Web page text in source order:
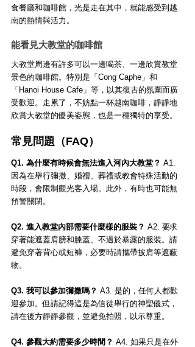
食餐廳和咖啡館，光是走在其中，就能感受到越
南的熱情與活力。
能看見大教堂的咖啡館
大教堂周邊有許多可以一邊喝茶、一邊欣賞教堂
景色的咖啡館。特別是「Cong Caphe」和
「Hanoi House Cafe」等，以其復古的氛圍而廣
受歡迎。走累了，不妨點一杯越南咖啡，靜靜地
欣賞大教堂的優美姿態，也是一種獨特的享受。
常見問題（FAQ）
Q1. 為什麼有時候會無法進入河內大教堂？ A1.
因為在舉行彌撒、婚禮、葬禮或教會特殊活動的
時段，會限制觀光客入場。此外，有時也可能無
預警關閉。
Q2. 進入教堂內部需要什麼樣的服裝？ A2. 要求
穿著能遮蓋肩膀和膝蓋、不過於暴露的服裝。請
避免穿著背心或短褲，必要時請攜帶披肩等遮蔽
物。
Q3. 我可以參加彌撒嗎？ A3. 是的，任何人都歡
迎參加。但請記得這是為信徒舉行的神聖儀式，
請在後方靜靜參觀，並避免拍照，以示尊重。
Q4. 參觀大約需要多少時間？ A4. 如果只是在外